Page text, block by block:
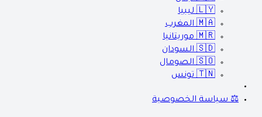
🇱🇾 ليبيا
🇲🇦 المغرب
🇲🇷 موريتانيا
🇸🇩 السودان
🇸🇴 الصومال
🇹🇳 تونس
⚖️ سياسة الخصوصية